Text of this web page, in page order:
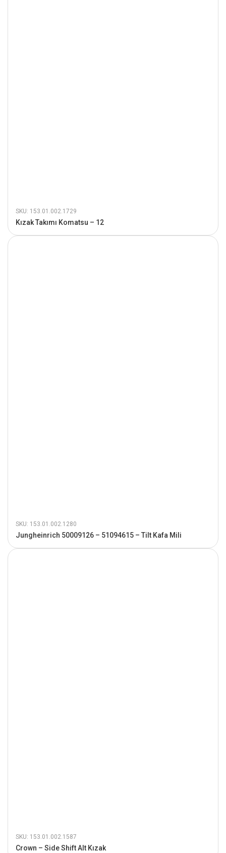
SKU: 153.01.002.1729
Kızak Takımı Komatsu – 12
SKU: 153.01.002.1280
Jungheinrich 50009126 – 51094615 – Tilt Kafa Mili
SKU: 153.01.002.1587
Crown – Side Shift Alt Kızak